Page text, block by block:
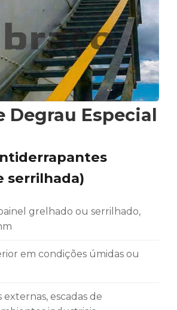
Degrau Especial
serrilhada)
grelhado ou serrilhado,
em condições úmidas ou
externas, escadas de